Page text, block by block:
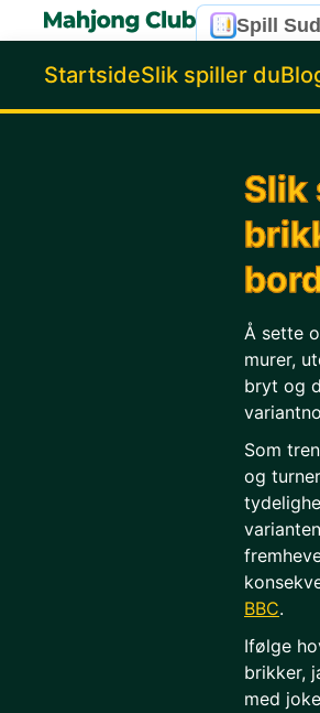
Spill
StartsideSlik spiller du
Slik
Å sette
murer,
bryt og
Som
og
BBC.
Ifølge
brikker,
med